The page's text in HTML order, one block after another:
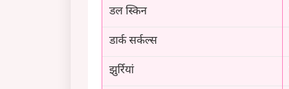
डल स्किन
डार्क सर्कल्स
झुर्रियां